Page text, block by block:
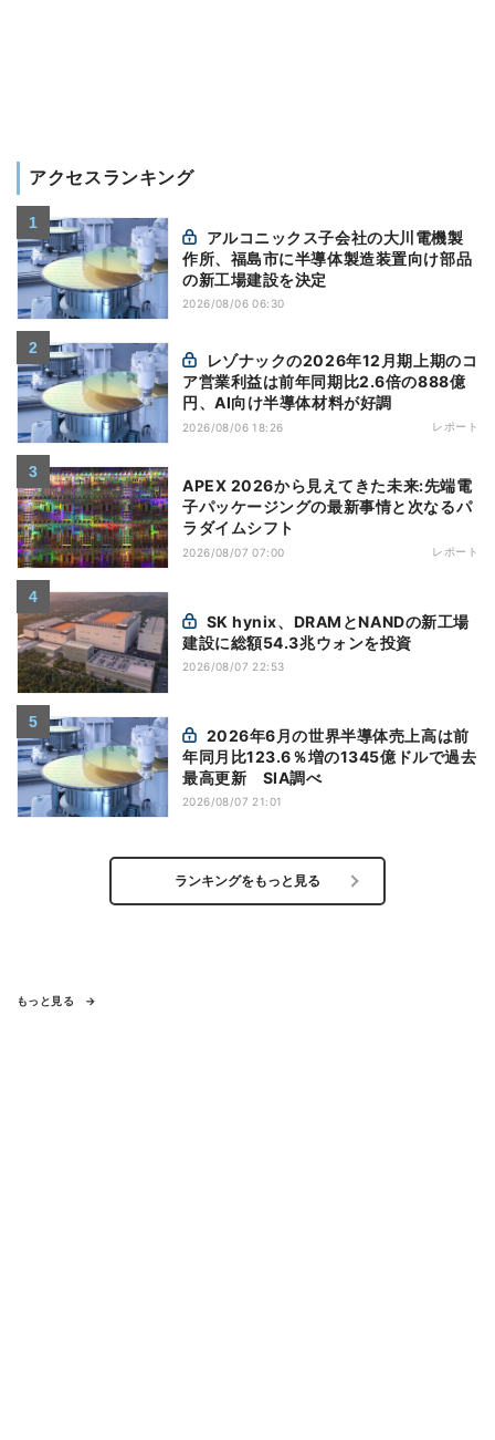
アクセスランキング
作所、福島市に半導体製造装置向け部品
の新工場建設を決定
2026/08/06 06:30
ア営業利益は前年同期比2.6倍の888億
円、AI向け半導体材料が好調
2026/08/06 18:26 レポート
APEX 2026から見えてきた未来:先端電
子パッケージングの最新事情と次なるパ
ラダイムシフト
2026/08/07 07:00 レポート
建設に総額54.3兆ウォンを投資
2026/08/07 22:53
年同月比123.6％増の1345億ドルで過去
最高更新 SIA調べ
2026/08/07 21:01
ランキングをもっと見る
もっと見る